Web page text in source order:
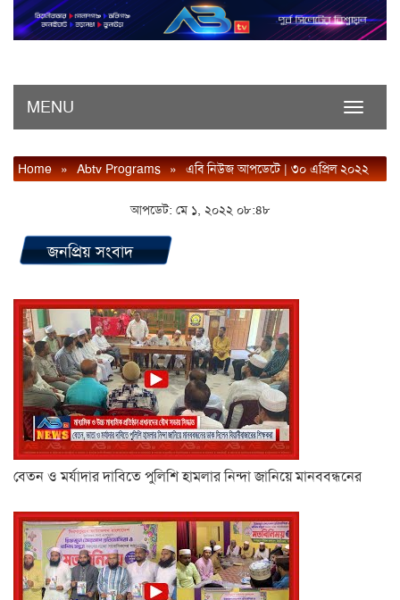
Toggle
MENU
Home » Abtv Programs » এবি নিউজ আপডেটে | ৩০ এপ্রিল ২০২২
আপডেট: মে ১, ২০২২ ০৮:৪৮
জনপ্রিয় সংবাদ
বেতন ও মর্যাদার দাবিতে পুলিশি হামলার নিন্দা জানিয়ে মানববন্ধনের